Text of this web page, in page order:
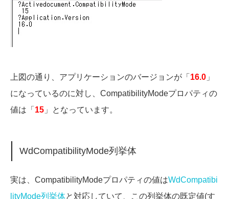
上図の通り、アプリケーションのバージョンが「 16.0 」
になっているのに対し、CompatibilityModeプロパティの
値は「 15 」となっています。
WdCompatibilityMode列挙体
実は、CompatibilityModeプロパティの値はWdCompatibi
lityMode列挙体と対応していて、この列挙体の既定値(す